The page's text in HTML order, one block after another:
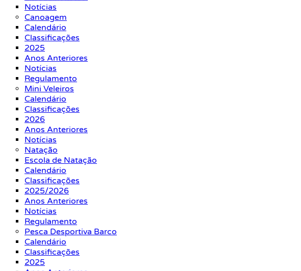
Notícias
Canoagem
Calendário
Classificações
2025
Anos Anteriores
Notícias
Regulamento
Mini Veleiros
Calendário
Classificações
2026
Anos Anteriores
Notícias
Natação
Escola de Natação
Calendário
Classificações
2025/2026
Anos Anteriores
Notícias
Regulamento
Pesca Desportiva Barco
Calendário
Classificações
2025